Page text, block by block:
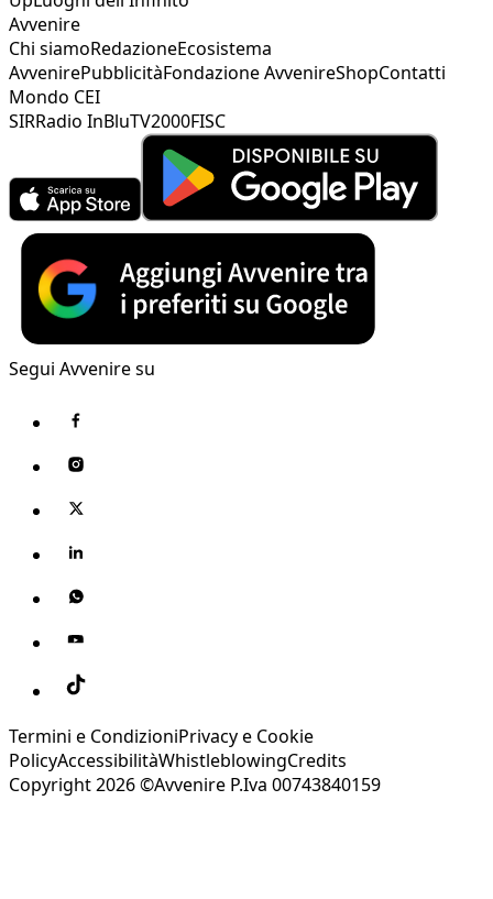
Avvenire
Chi siamoRedazioneEcosistema
AvvenirePubblicitàFondazione AvvenireShopContatti
Mondo CEI
SIRRadio InBluTV2000FISC
Segui Avvenire su
Termini e CondizioniPrivacy e Cookie
PolicyAccessibilitàWhistleblowingCredits
Copyright 2026 ©Avvenire P.Iva 00743840159